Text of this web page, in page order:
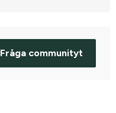
Fråga communityt